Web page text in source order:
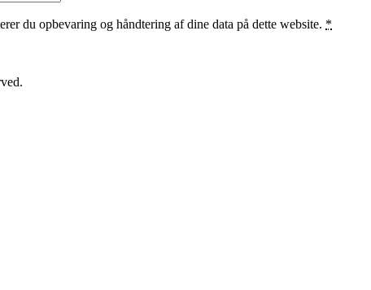
du opbevaring og håndtering af dine data på dette website. *